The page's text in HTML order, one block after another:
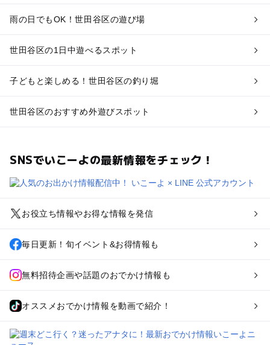
雨の日でもOK！世田谷区の遊び場
世田谷区の1日中遊べるスポット
子どもと楽しめる！世田谷区の釣り堀
世田谷区のおすすめ外遊びスポット
SNSでいこーよの最新情報をチェック！
お役立ち情報やお得な情報を発信
毎日更新！旬イベント&お得情報も
無料招待企画や話題のおでかけ情報も
オススメおでかけ情報を動画で紹介！